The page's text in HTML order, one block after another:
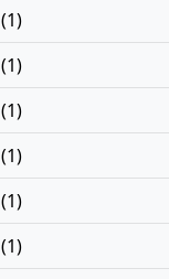
(1)
(1)
(1)
(1)
(1)
(1)